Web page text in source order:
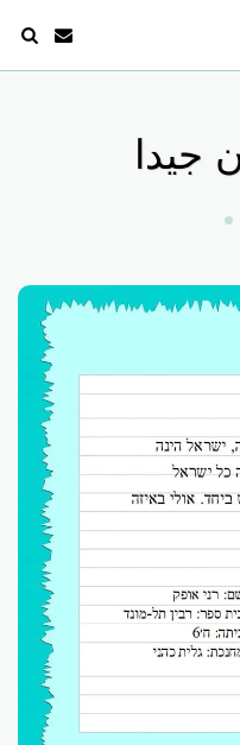
جيدا